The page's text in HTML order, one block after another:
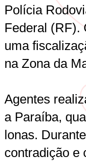
Polícia
Federal (RF).
uma
na Zona da
Agentes
a Paraíba,
lonas.
contradição e